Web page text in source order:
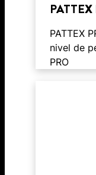
PATTEX
nivel de
PRO